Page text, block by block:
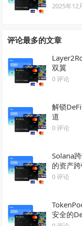
2025年12
评论最多的文章
双翼
0 评论
解锁
道
0 评论
Solana
的资产
0 评论
安全的